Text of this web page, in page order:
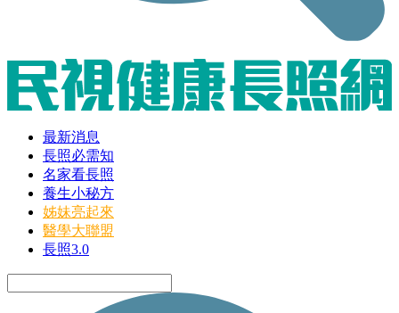
最新消息
長照必需知
名家看長照
養生小秘方
姊妹亮起來
醫學大聯盟
長照3.0